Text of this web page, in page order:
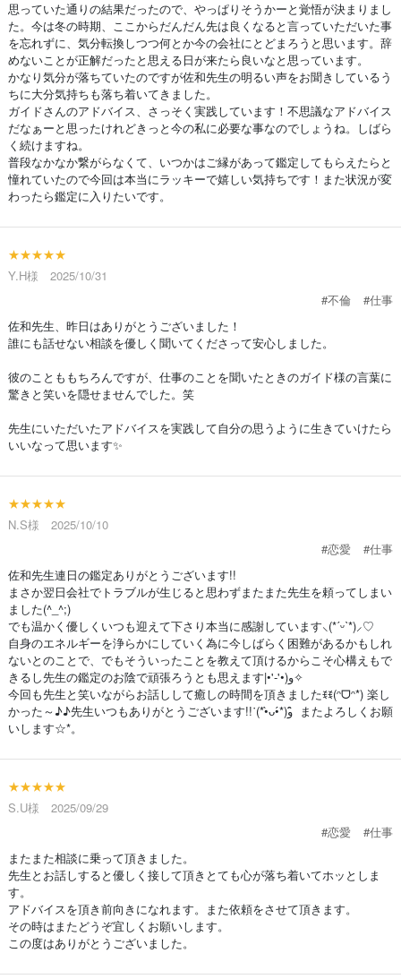
思っていた通りの結果だったので、やっぱりそうかーと覚悟が決まりまし
た。今は冬の時期、ここからだんだん先は良くなると言っていただいた事
を忘れずに、気分転換しつつ何とか今の会社にとどまろうと思います。辞
めないことが正解だったと思える日が来たら良いなと思っています。
かなり気分が落ちていたのですが佐和先生の明るい声をお聞きしているう
ちに大分気持ちも落ち着いてきました。
ガイドさんのアドバイス、さっそく実践しています！不思議なアドバイス
だなぁーと思ったけれどきっと今の私に必要な事なのでしょうね。しばら
く続けますね。
普段なかなか繋がらなくて、いつかはご縁があって鑑定してもらえたらと
憧れていたので今回は本当にラッキーで嬉しい気持ちです！また状況が変
わったら鑑定に入りたいです。
★★★★★
Y.H様 2025/10/31
#不倫
#仕事
佐和先生、昨日はありがとうございました！
誰にも話せない相談を優しく聞いてくださって安心しました。
彼のことももちろんですが、仕事のことを聞いたときのガイド様の言葉に
驚きと笑いを隠せませんでした。笑
先生にいただいたアドバイスを実践して自分の思うように生きていけたら
いいなって思います✨
★★★★★
N.S様 2025/10/10
#恋愛
#仕事
佐和先生連日の鑑定ありがとうございます!!
まさか翌日会社でトラブルが生じると思わずまたまた先生を頼ってしまい
ました(^_^;)
でも温かく優しくいつも迎えて下さり本当に感謝しています⸜(*ˊᵕˋ*)⸝♡
自身のエネルギーを浄らかにしていく為に今しばらく困難があるかもしれ
ないとのことで、でもそういったことを教えて頂けるからこそ心構えもで
きるし先生の鑑定のお陰で頑張ろうとも思えます‎|•'-'•)و✧
今回も先生と笑いながらお話しして癒しの時間を頂きましたꉂꉂ(ᵔᗜᵔ*) 楽し
かった～♪♪先生いつもありがとうございます!!˙(*•̀ᴗ•́*)و ̑̑ またよろしくお願
いします☆*。
★★★★★
S.U様 2025/09/29
#恋愛
#仕事
またまた相談に乗って頂きました。
先生とお話しすると優しく接して頂きとても心が落ち着いてホッとしま
す。
アドバイスを頂き前向きになれます。また依頼をさせて頂きます。
その時はまたどうぞ宜しくお願いします。
この度はありがとうございました。